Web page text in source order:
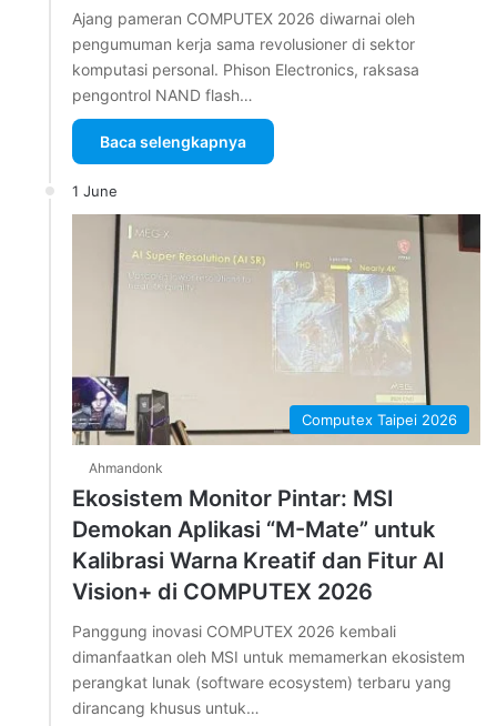
Ajang pameran COMPUTEX 2026 diwarnai oleh
pengumuman kerja sama revolusioner di sektor
komputasi personal. Phison Electronics, raksasa
pengontrol NAND flash…
Baca selengkapnya
1 June
Computex Taipei 2026
Ahmandonk
Ekosistem Monitor Pintar: MSI
Demokan Aplikasi “M-Mate” untuk
Kalibrasi Warna Kreatif dan Fitur AI
Vision+ di COMPUTEX 2026
Panggung inovasi COMPUTEX 2026 kembali
dimanfaatkan oleh MSI untuk memamerkan ekosistem
perangkat lunak (software ecosystem) terbaru yang
dirancang khusus untuk…